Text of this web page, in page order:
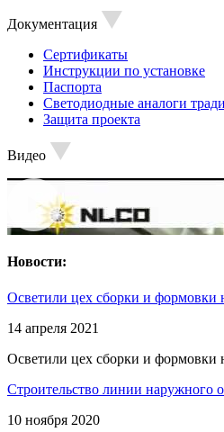
Документация
Сертификаты
Инструкции по установке
Паспорта
Светодиодные аналоги
Защита проекта
Видео
Новости:
Осветили цех сборки и формовки
14 апреля 2021
Осветили цех сборки и формовки
Строительство линии наружного
10 ноября 2020